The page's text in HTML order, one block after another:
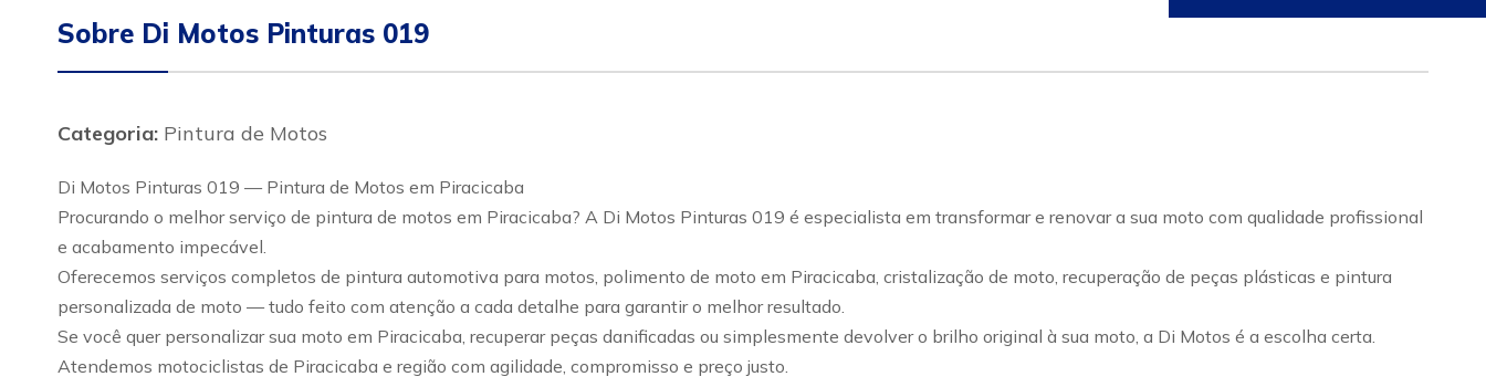
Sobre Di Motos Pinturas 019
Categoria: Pintura de Motos
Di Motos Pinturas 019 — Pintura de Motos em Piracicaba
Procurando o melhor serviço de pintura de motos em Piracicaba? A Di Motos Pinturas 019 é especialista em transformar e renovar a sua moto com qualidade profissional
e acabamento impecável.
Oferecemos serviços completos de pintura automotiva para motos, polimento de moto em Piracicaba, cristalização de moto, recuperação de peças plásticas e pintura
personalizada de moto — tudo feito com atenção a cada detalhe para garantir o melhor resultado.
Se você quer personalizar sua moto em Piracicaba, recuperar peças danificadas ou simplesmente devolver o brilho original à sua moto, a Di Motos é a escolha certa.
Atendemos motociclistas de Piracicaba e região com agilidade, compromisso e preço justo.